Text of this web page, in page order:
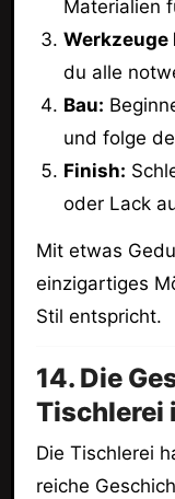
Materialien
Werkzeuge
du alle
Bau:
und folge
Finish:
oder Lack
Mit etwas
einzigartiges
Stil entspricht.
14. Die
Tischlerei
Die Tischlerei
reiche